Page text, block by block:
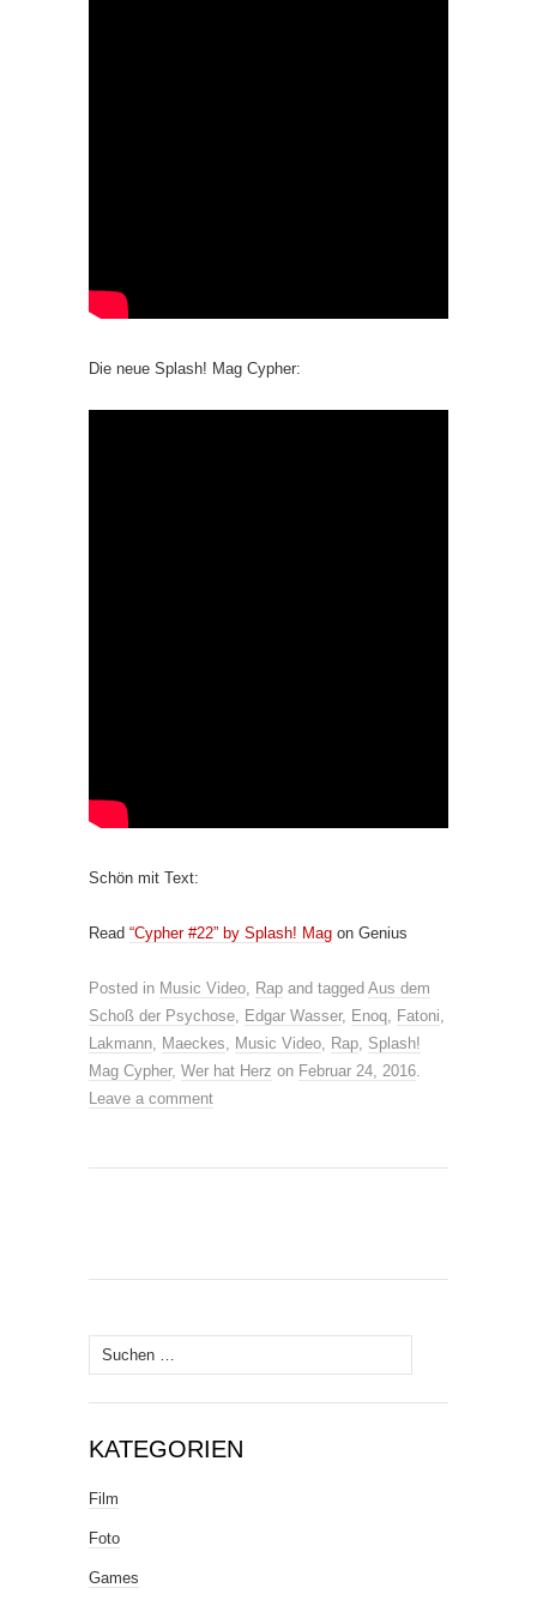
Die neue Splash! Mag Cypher:
Schön mit Text:
Read “Cypher #22” by Splash! Mag on Genius
Posted in Music Video Rap and tagged Aus dem
Schoß der Psychose
Edgar Wasser, Enoq Fatoni
Lakmann
Maeckes Music Video Rap Splash!
Mag Cypher, Wer hat Herz on Februar 24, 2016
Leave a comment
Suche
nach:
KATEGORIEN
Film
Foto
Games